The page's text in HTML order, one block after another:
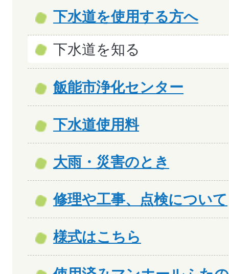
下水道を使用する方へ
下水道を知る
飯能市浄化センター
下水道使用料
大雨・災害のとき
修理や工事、点検について
様式はこちら